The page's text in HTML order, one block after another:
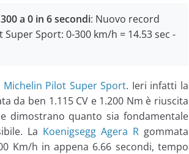
a 0 in 6 secondi: Nuovo record
Sport: 0-300 km/h = 14.53 sec -
Michelin Pilot Super Sport. Ieri infatti la
da ben 1.115 CV e 1.200 Nm è riuscita
dimostrano quanto sia fondamentale
La Koenigsegg Agera R gommata
Km/h in appena 6.66 secondi, tempo